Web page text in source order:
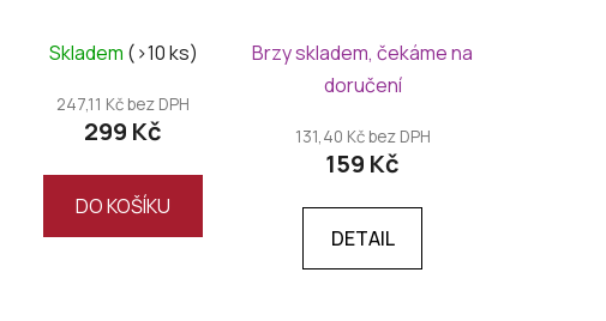
Skladem (>10 ks)
247,11 Kč bez DPH
299 Kč
DO KOŠÍKU
Brzy skladem, čekáme na
doručení
131,40 Kč bez DPH
159 Kč
DETAIL